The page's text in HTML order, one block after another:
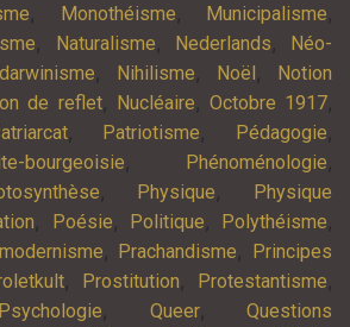
, Monothéisme, Municipalisme,
, Naturalisme, Nederlands,
Néo-
, Nihilisme, Noël ,
Notion
de reflet, Nucléaire, Octobre 1917,
, Patriotisme, Pédagogie,
bourgeoisie, Phénoménologie,
, Physique,
Physique
, Poésie, Politique, Polythéisme,
, Prachandisme,
Principes
, Prostitution, Protestantisme,
Psychologie, Queer,Questions